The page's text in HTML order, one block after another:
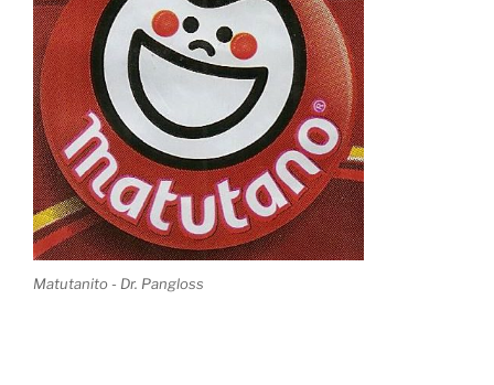
Matutanito - Dr. Pangloss